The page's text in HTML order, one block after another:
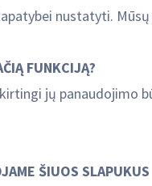
nustatyti.
FUNKCIJĄ?
jų panaudojimo
ŠIUOS SLAPUKUS